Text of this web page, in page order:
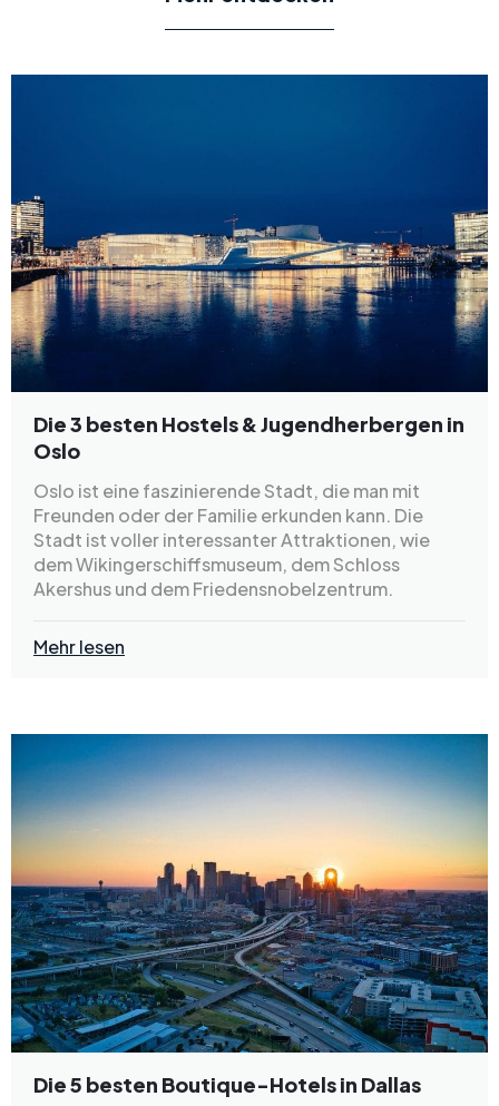
Die 3 besten Hostels & Jugendherbergen in
Oslo
Oslo ist eine faszinierende Stadt, die man mit
Freunden oder der Familie erkunden kann. Die
Stadt ist voller interessanter Attraktionen, wie
dem Wikingerschiffsmuseum, dem Schloss
Akershus und dem Friedensnobelzentrum.
Mehr lesen
Die 5 besten Boutique-Hotels in Dallas